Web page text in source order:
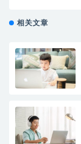
相关文章